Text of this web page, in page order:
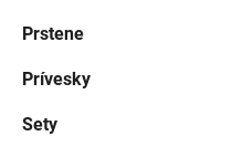
Prstene
Prívesky
Sety